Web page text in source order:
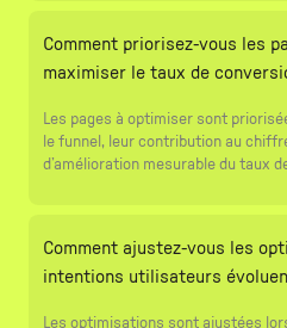
Comment priorisez-vous les
maximiser le taux de
Les pages à optimiser sont
le funnel, leur contribution au
d’amélioration mesurable du taux
Comment ajustez-vous les
intentions utilisateurs
Les optimisations sont ajustées